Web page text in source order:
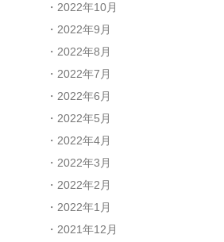
2022年10月
2022年9月
2022年8月
2022年7月
2022年6月
2022年5月
2022年4月
2022年3月
2022年2月
2022年1月
2021年12月